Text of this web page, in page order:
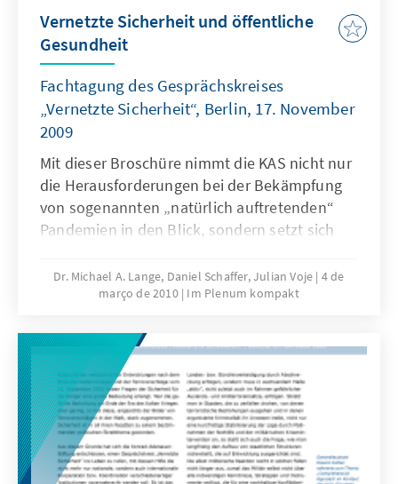
Vernetzte Sicherheit und öffentliche
Gesundheit
Fachtagung des Gesprächskreises
„Vernetzte Sicherheit“, Berlin, 17. November
2009
Mit dieser Broschüre nimmt die KAS nicht nur
die Herausforderungen bei der Bekämpfung
von sogenannten „natürlich auftretenden“
Pandemien in den Blick, sondern setzt sich
bzw. „willkürlich“ hergestellte biologische
Massenvernichtungswaffen auseinander.
Waffen in den Händen von Terroristen
ausgehen kann, unser aller
Vorstellungsvermögen, so greifen die
aktuellen internationalen Übereinkommen
zur Kontrolle solcher Biokampfstoffe zu
kurz.Auch wenn – wie die Anschläge mit Sarin
(Japan) und Anthrax (USA) gezeigt haben –
Dr. Michael A. Lange, Daniel Schaffer, Julian Voje 4 de
março de 2010 Im Plenum kompakt